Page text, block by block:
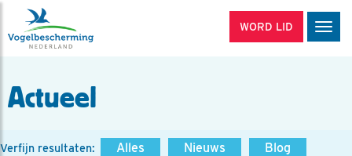
WORD LID
Actueel
Verfijn resultaten: Alles Nieuws
Blog